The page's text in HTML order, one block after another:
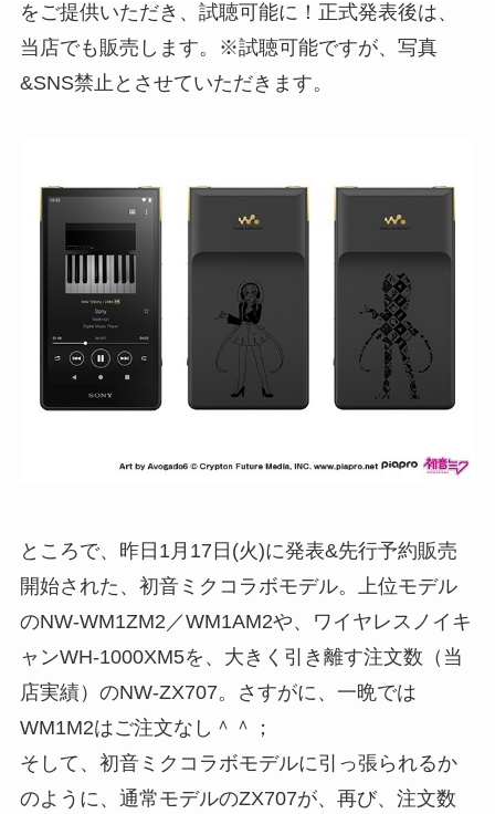
をご提供いただき、試聴可能に！正式発表後は、
当店でも販売します。※試聴可能ですが、写真
&SNS禁止とさせていただきます。
ところで、昨日1月17日(火)に発表&先行予約販売
開始された、初音ミクコラボモデル。上位モデル
のNW-WM1ZM2／WM1AM2や、ワイヤレスノイキ
ャンWH-1000XM5を、大きく引き離す注文数（当
店実績）のNW-ZX707。さすがに、一晩では
WM1M2はご注文なし＾＾；
そして、初音ミクコラボモデルに引っ張られるか
のように、通常モデルのZX707が、再び、注文数